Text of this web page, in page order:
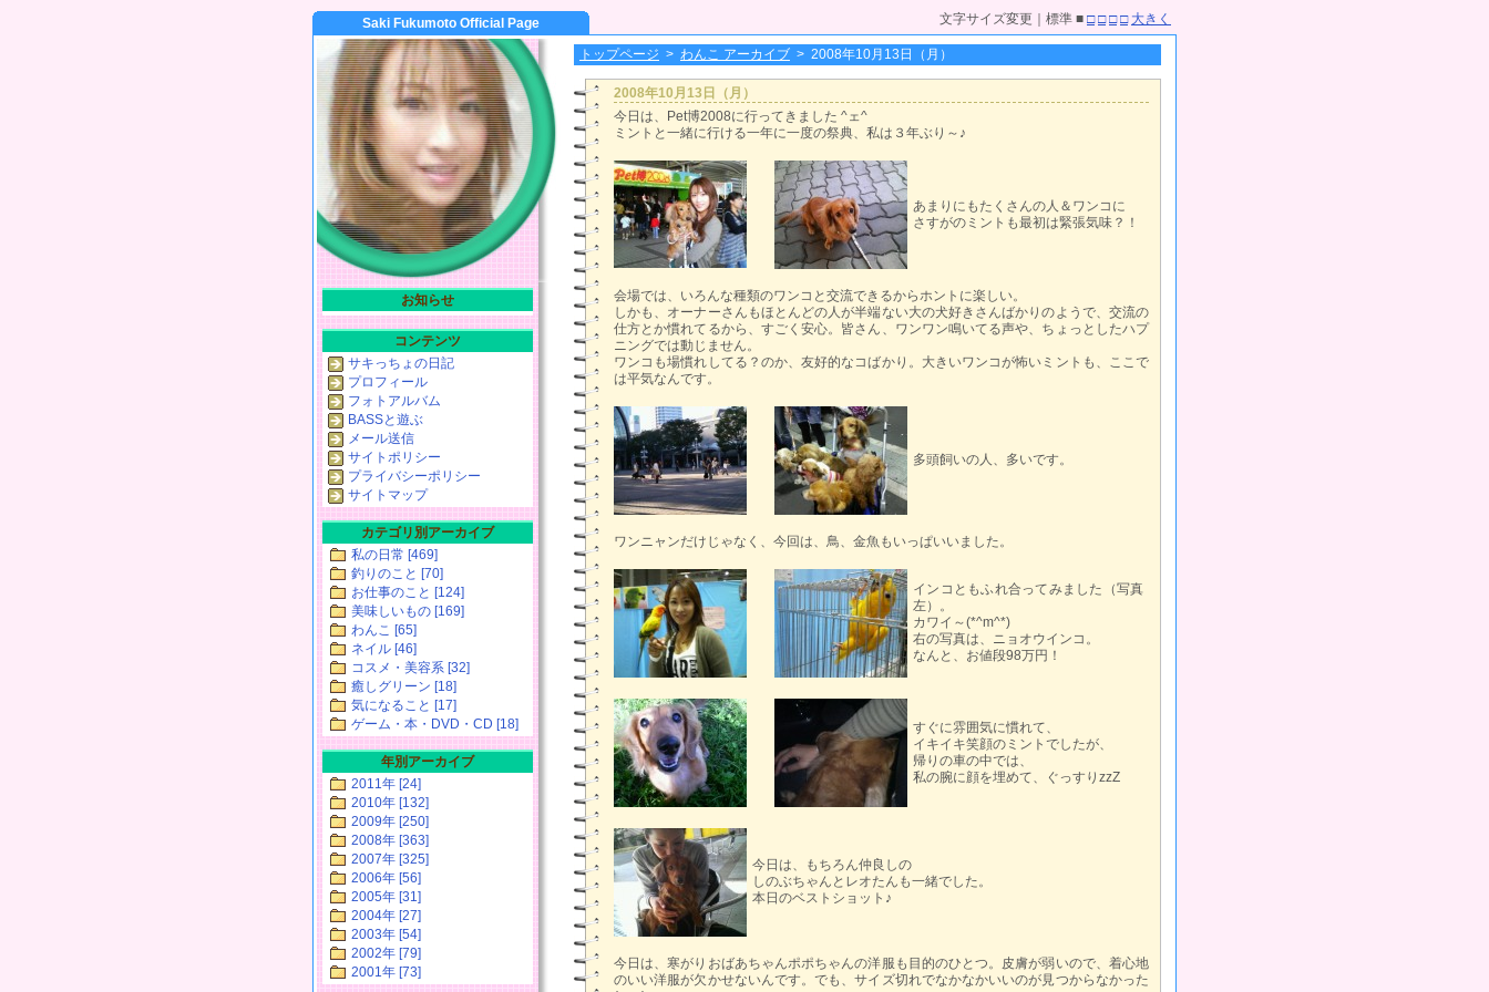
Saki Fukumoto Official Page 文字サイズ変更｜標準 ■ □ □ □ □ 大きく
トップページ > わんこ アーカイブ > 2008年10月13日（月）
2008年10月13日（月）
今日は、Pet博2008に行ってきました ^ェ^
ミントと一緒に行ける一年に一度の祭典、私は３年ぶり～♪
あまりにもたくさんの人＆ワンコに
さすがのミントも最初は緊張気味？！
会場では、いろんな種類のワンコと交流できるからホントに楽しい。
しかも、オーナーさんもほとんどの人が半端ない大の犬好きさんばかりのようで、交流の
仕方とか慣れてるから、すごく安心。皆さん、ワンワン鳴いてる声や、ちょっとしたハプ
ニングでは動じません。
ワンコも場慣れしてる？のか、友好的なコばかり。大きいワンコが怖いミントも、ここで
は平気なんです。
多頭飼いの人、多いです。
ワンニャンだけじゃなく、今回は、鳥、金魚もいっぱいいました。
インコともふれ合ってみました（写真
左）。
カワイ～(*^m^*)
右の写真は、ニョオウインコ。
なんと、お値段98万円！
すぐに雰囲気に慣れて、
イキイキ笑顔のミントでしたが、
帰りの車の中では、
私の腕に顔を埋めて、ぐっすりzzZ
今日は、もちろん仲良しの
しのぶちゃんとレオたんも一緒でした。
本日のベストショット♪
今日は、寒がりおばあちゃんポポちゃんの洋服も目的のひとつ。皮膚が弱いので、着心地
のいい洋服が欠かせないんです。でも、サイズ切れでなかなかいいのが見つからなかった
お知らせ
コンテンツ
サキっちょの日記
プロフィール
フォトアルバム
BASSと遊ぶ
メール送信
サイトポリシー
プライバシーポリシー
サイトマップ
カテゴリ別アーカイブ
私の日常 [469]
釣りのこと [70]
お仕事のこと [124]
美味しいもの [169]
わんこ [65]
ネイル [46]
コスメ・美容系 [32]
癒しグリーン [18]
気になること [17]
ゲーム・本・DVD・CD [18]
年別アーカイブ
2011年 [24]
2010年 [132]
2009年 [250]
2008年 [363]
2007年 [325]
2006年 [56]
2005年 [31]
2004年 [27]
2003年 [54]
2002年 [79]
2001年 [73]